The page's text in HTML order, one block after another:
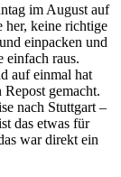
im August auf
her, keine richtige
einpacken und
einfach raus.
auf einmal hat
gemacht.
nach Stuttgart –
das etwas für
war direkt ein